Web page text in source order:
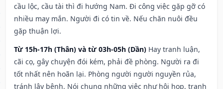
cầu lộc, cầu tài thì đi hướng Nam. Đi công việc gặp gỡ có
nhiều may mắn. Người đi có tin về. Nếu chăn nuôi đều
gặp thuận lợi.
Từ 15h-17h (Thân) và từ 03h-05h (Dần) Hay tranh luận,
cãi cọ, gây chuyện đói kém, phải đề phòng. Người ra đi
tốt nhất nên hoãn lại. Phòng người người nguyền rủa,
tránh lây bệnh. Nói chung những việc như hội họp, tranh